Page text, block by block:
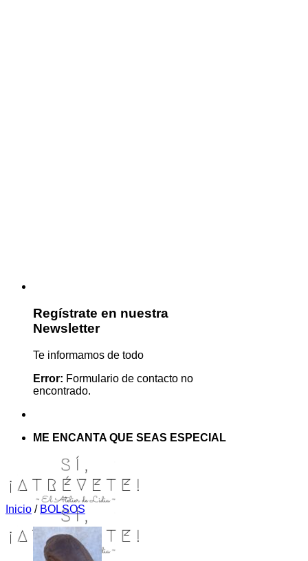
Regístrate en nuestra
Newsletter
Te informamos de todo
Error: Formulario de contacto no
encontrado.
ME ENCANTA QUE SEAS ESPECIAL
Inicio / BOLSOS